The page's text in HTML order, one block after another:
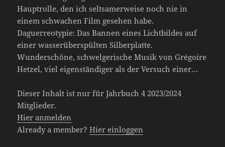
Hauptrolle, den ich seltsamerweise noch nie in
einem schwachen Film gesehen habe.
Daguerreotypie: Das Bannen eines Lichtbildes auf
einer wasserüberspülten Silberplatte.
Wunderschöne, schwelgerische Musik von Grégoire
Hetzel, viel eigenständiger als der Versuch einer…
Dieser Inhalt ist nur für Jahrbuch 4 2023/2024
Mitglieder.
Hier anmelden
Already a member?Hier einloggen